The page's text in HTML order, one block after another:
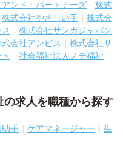
ンド・パートナーズ
株式
株式会社やさしい手
株式会
株式会社サンガジャパン
式会社アンビス
株式会社サ
社会福祉法人ノテ福祉
求人を職種から探す
助手 ケアマネージャー
生